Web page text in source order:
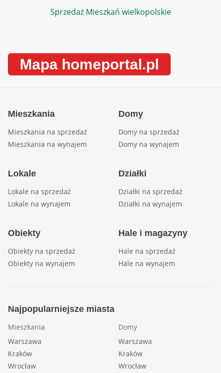
Sprzedaż Mieszkań wielkopolskie
Mapa homeportal.pl
Mieszkania
Mieszkania na sprzedaż
Mieszkania na wynajem
Domy
Domy na sprzedaż
Domy na wynajem
Lokale
Lokale na sprzedaż
Lokale na wynajem
Działki
Działki na sprzedaż
Działki na wynajem
Obiekty
Obiekty na sprzedaż
Obiekty na wynajem
Hale i magazyny
Hale na sprzedaż
Hale na wynajem
Najpopularniejsze miasta
Mieszkania
Warszawa
Kraków
Wrocław
Domy
Warszawa
Kraków
Wrocław